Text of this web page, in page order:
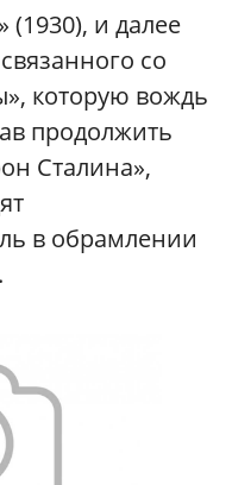
и далее
со
которую вождь
продолжить
Сталина»,
в обрамлении